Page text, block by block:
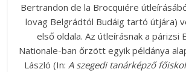
Bertrandon de la Brocquiére
lovag Belgrádtól Budáig tartó útjára)
első oldala. Az útleírásnak a párizsi
Nationale-ban őrzött egyik példánya
László (In: A szegedi tanárképző